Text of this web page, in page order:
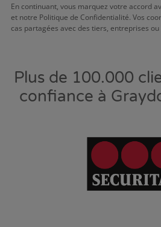
En continuant, vous marquez votre accord
et notre Politique de Confidentialité. Vos
cas partagées avec des tiers, entreprises
Plus de 100.000
confiance à